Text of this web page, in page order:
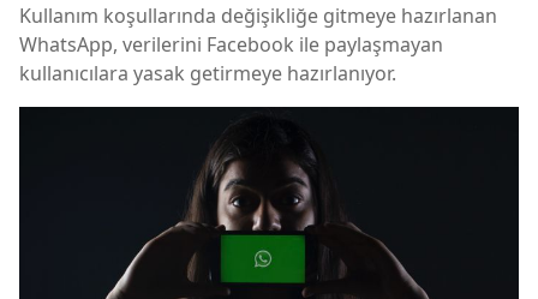
Kullanım koşullarında değişikliğe gitmeye hazırlanan
WhatsApp, verilerini Facebook ile paylaşmayan
kullanıcılara yasak getirmeye hazırlanıyor.